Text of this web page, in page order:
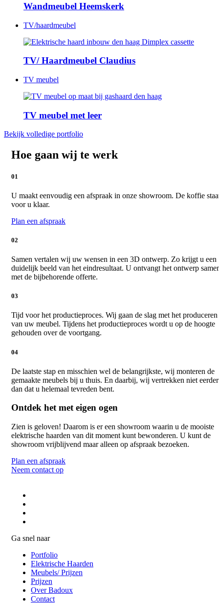
Wandmeubel Heemskerk
TV/haardmeubel
TV/ Haardmeubel Claudius
TV meubel
TV meubel met leer
Bekijk volledige portfolio
Hoe gaan wij te werk
01
U maakt eenvoudig een afspraak in onze showroom. De koffie
voor u klaar.
Plan een afspraak
02
Samen vertalen wij uw wensen in een 3D ontwerp. Zo krijgt u een
duidelijk beeld van het eindresultaat. U ontvangt het ontwerp
met de bijbehorende offerte.
03
Tijd voor het productieproces. Wij gaan de slag met het produceren
van uw meubel. Tijdens het productieproces wordt u op de hoogte
gehouden over de voortgang.
04
De laatste stap en misschien wel de belangrijkste, wij monteren de
gemaakte meubels bij u thuis. En daarbij, wij vertrekken niet eerder
dan dat u helemaal tevreden bent.
Ontdek het met eigen ogen
Zien is geloven! Daarom is er een showroom waarin u de mooiste
elektrische haarden van dit moment kunt bewonderen. U kunt de
showroom vrijblijvend maar alleen op afspraak bezoeken.
Plan een afspraak
Neem contact op
Ga snel naar
Portfolio
Elektrische Haarden
Meubels/ Prijzen
Prijzen
Over Badoux
Contact